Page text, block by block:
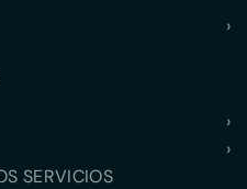
›
›
›
SERVICIOS